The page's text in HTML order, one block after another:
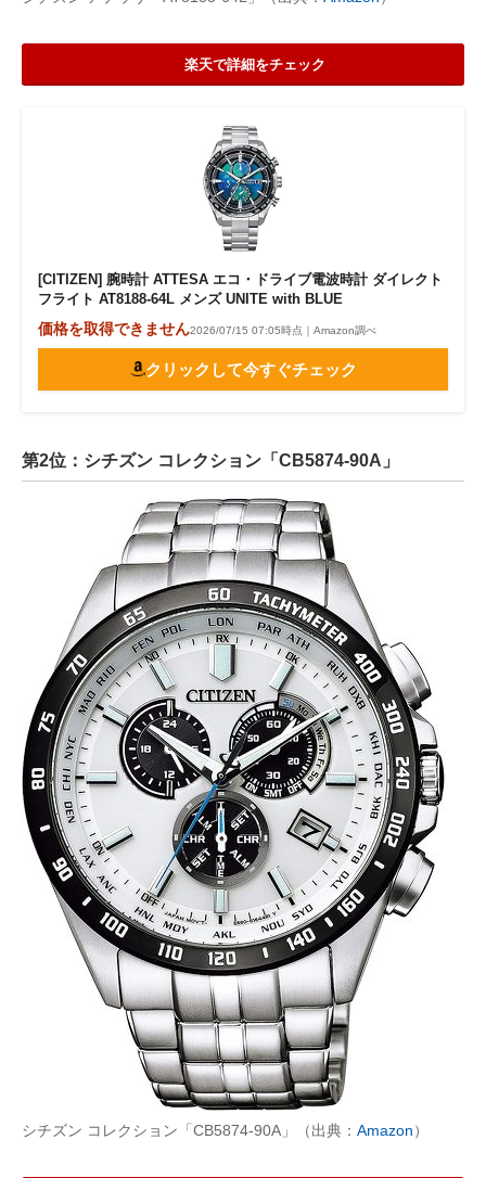
楽天で詳細をチェック
[CITIZEN] 腕時計 ATTESA エコ・ドライブ電波時計 ダイレクト
フライト AT8188-64L メンズ UNITE with BLUE
価格を取得できません2026/07/15 07:05時点｜Amazon調べ
クリックして今すぐチェック
第2位：シチズン コレクション「CB5874-90A」
シチズン コレクション「CB5874-90A」（出典： Amazon）